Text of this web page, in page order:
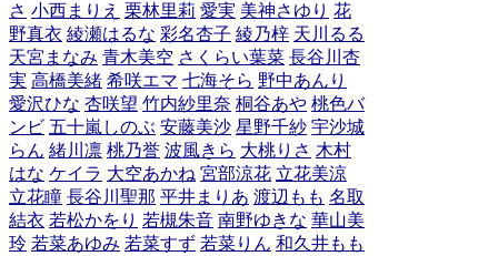
さ 小西まりえ 栗林里莉 愛実 美神さゆり 花
野真衣 綾瀬はるな 彩名杏子 綾乃梓 天川るる
天宮まなみ 青木美空 さくらい葉菜 長谷川杏
実 高橋美緒 希咲エマ 七海そら 野中あんり
愛沢ひな 杏咲望 竹内紗里奈 桐谷あや 桃色バ
ンビ 五十嵐しのぶ 安藤美沙 星野千紗 宇沙城
らん 緒川凛 桃乃誉 波風きら 大桃りさ 木村
はな ケイラ 大空あかね 宮部涼花 立花美涼
立花瞳 長谷川聖那 平井まりあ 渡辺もも 名取
結衣 若松かをり 若槻朱音 南野ゆきな 華山美
玲 若菜あゆみ 若菜すず 若菜りん 和久井もも